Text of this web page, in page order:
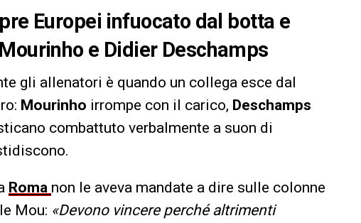
Europei infuocato dal botta e
e Didier Deschamps
gli allenatori è quando un collega esce dal
Mourinho irrompe con il carico, Deschamps
combattuto verbalmente a suon di
Roma non le aveva mandate a dire sulle colonne
Mou: «Devono vincere perché altrimenti